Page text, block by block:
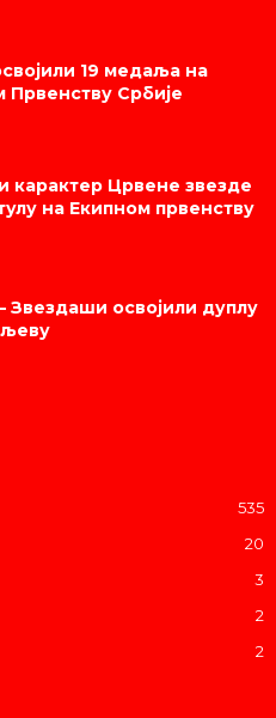
19 медаља на
Првенству Србије
карактер Црвене звезде
на Екипном првенству
Звездаши освојили дуплу
535
20
3
2
2